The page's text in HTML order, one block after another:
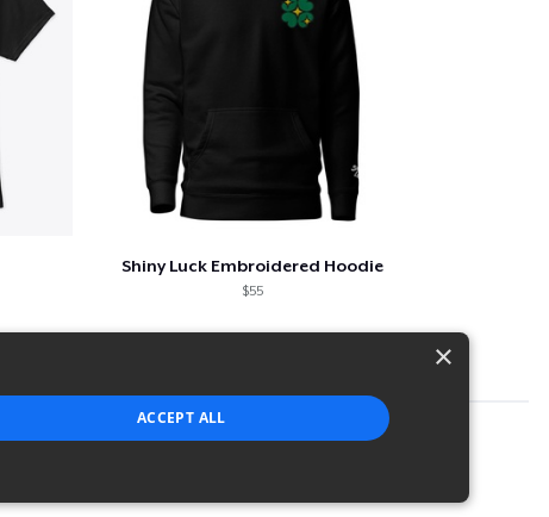
Shiny Luck Embroidered Hoodie
$55
×
ACCEPT ALL